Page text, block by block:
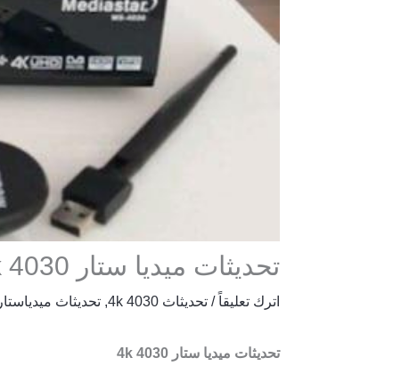
تحديثات ميديا ستار 4030 4k
اترك تعليقاً / تحديثاث 4030 4k , تحديثاث ميدياستار
تحديثات ميديا ستار 4030 4k